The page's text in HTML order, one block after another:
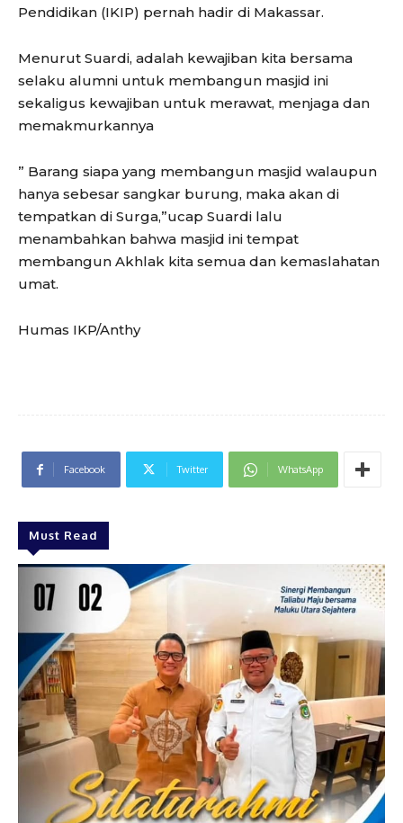
Pendidikan (IKIP) pernah hadir di Makassar.
Menurut Suardi, adalah kewajiban kita bersama
selaku alumni untuk membangun masjid ini
sekaligus kewajiban untuk merawat, menjaga dan
memakmurkannya
” Barang siapa yang membangun masjid walaupun
hanya sebesar sangkar burung, maka akan di
tempatkan di Surga,”ucap Suardi lalu
menambahkan bahwa masjid ini tempat
membangun Akhlak kita semua dan kemaslahatan
umat.
Humas IKP/Anthy
Facebook Twitter WhatsApp
Must Read